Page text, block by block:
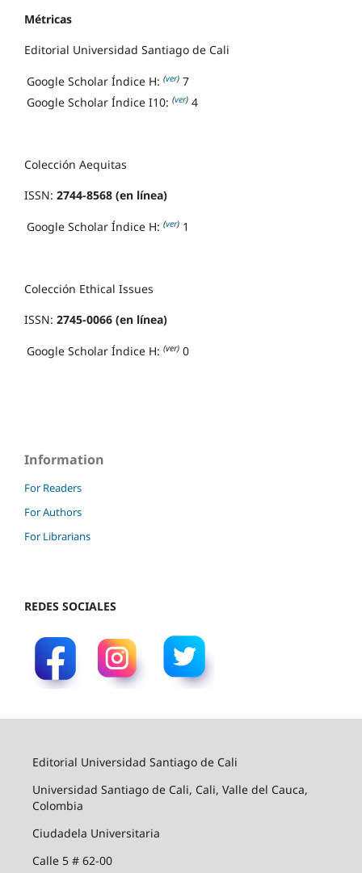
Métricas
Editorial Universidad Santiago de Cali
Google Scholar Índice H: (ver) 7
Google Scholar Índice I10: (ver) 4
Colección Aequitas
ISSN: 2744-8568 (en línea)
Google Scholar Índice H: (ver) 1
Colección Ethical Issues
ISSN: 2745-0066 (en línea)
Google Scholar Índice H: (ver) 0
Information
For Readers
For Authors
For Librarians
REDES SOCIALES
Editorial Universidad Santiago de Cali
Universidad Santiago de Cali, Cali, Valle del Cauca,
Colombia
Ciudadela Universitaria
Calle 5 # 62-00